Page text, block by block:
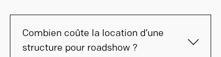
Combien coûte la location d’une
structure pour roadshow ?